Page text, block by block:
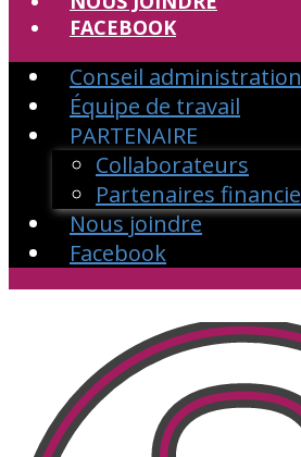
FACEBOOK
Conseil administration
Équipe de travail
PARTENAIRE
Collaborateurs
Partenaires
Nous joindre
Facebook